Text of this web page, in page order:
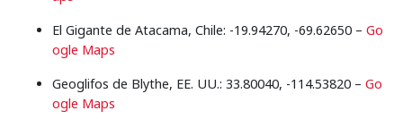
El Gigante de Atacama, Chile: -19.94270, -69.62650 – Go
ogle Maps
Geoglifos de Blythe, EE. UU.: 33.80040, -114.53820 – Go
ogle Maps